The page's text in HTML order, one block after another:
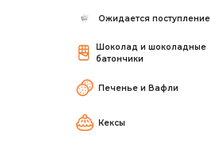
Ожидается поступление
Шоколад и шоколадные
батончики
Печенье и Вафли
Кексы